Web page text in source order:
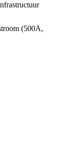
(500A,